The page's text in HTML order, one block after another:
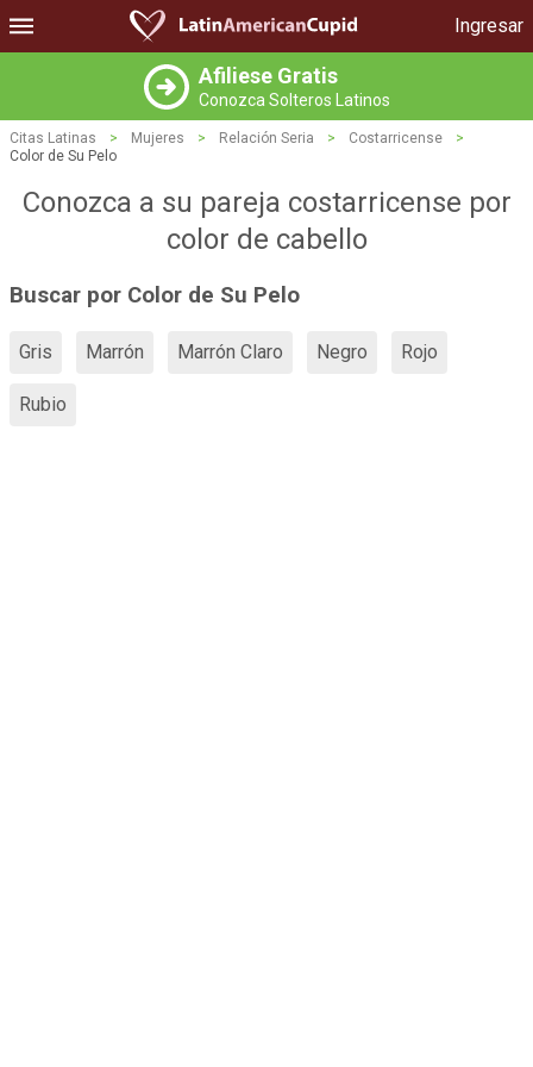
Ingresar
Afiliese Gratis
Conozca Solteros Latinos
Citas Latinas > Mujeres > Relación Seria > Costarricense
>
Color de Su Pelo
Conozca a su pareja costarricense por
color de cabello
Buscar por Color de Su Pelo
Gris Marrón Marrón Claro Negro Rojo
Rubio